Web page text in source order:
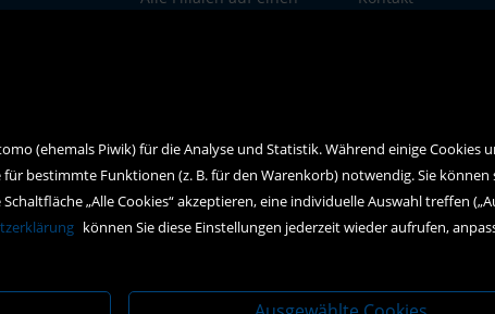
(ehemals Piwik) für die Analyse und Statistik. Während einige
bestimmte Funktionen (z. B. für den Warenkorb) notwendig. Sie
„Alle Cookies“ akzeptieren, eine individuelle Auswahl treffen
können Sie diese Einstellungen jederzeit wieder aufrufen,